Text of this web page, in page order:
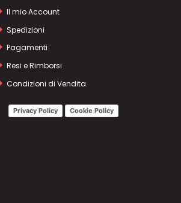
Il mio Account
Spedizioni
Pagamenti
Resi e Rimborsi
Condizioni di Vendita
Privacy Policy Cookie Policy